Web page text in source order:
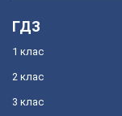
ГДЗ
1 клас
2 клас
3 клас